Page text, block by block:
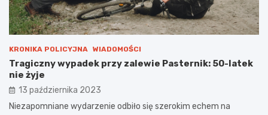
KRONIKA POLICYJNA WIADOMOŚCI
Tragiczny wypadek przy zalewie Pasternik: 50-latek
nie żyje
13 października 2023
Niezapomniane wydarzenie odbiło się szerokim echem na